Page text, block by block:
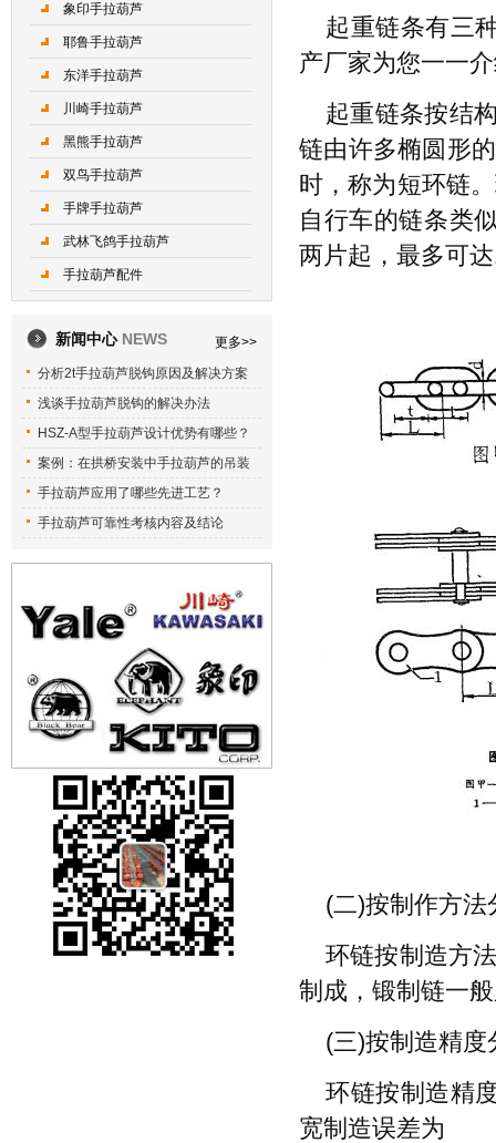
起重链条有三
产厂家为您一一
起重链条按结
链由许多椭圆形
时，称为短环链
自行车的链条类
两片起，最多可
(二)按制作方法
环链按制造方
制成，锻制链一
(三)按制造精度
环链按制造精
宽制造误差为
象印手拉葫芦
耶鲁手拉葫芦
东洋手拉葫芦
川崎手拉葫芦
黑熊手拉葫芦
双鸟手拉葫芦
手牌手拉葫芦
武林飞鸽手拉葫芦
手拉葫芦配件
新闻中心 NEWS
更多>>
分析2t手拉葫芦脱钩原因及解决方案
浅谈手拉葫芦脱钩的解决办法
HSZ-A型手拉葫芦设计优势有哪些？
案例：在拱桥安装中手拉葫芦的吊装
手拉葫芦应用了哪些先进工艺？
手拉葫芦可靠性考核内容及结论